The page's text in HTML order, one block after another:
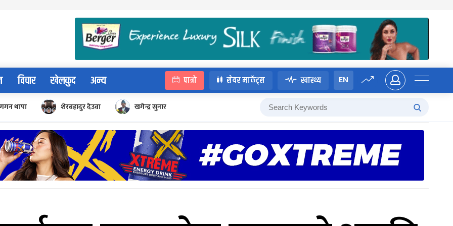
विचार खेलकुद अन्य पात्रो सेयर मार्केट्स स्वास्थ्य EN
गगन थापा शेरबहादुर देउवा खगेन्द्र सुनार